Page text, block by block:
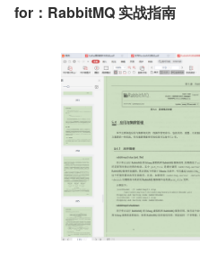
for：RabbitMQ 实战指南